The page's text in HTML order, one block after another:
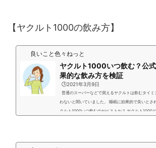
【ヤクルト1000の飲み方】
良いこと色々ねっと
ヤクルト1000いつ飲む？公
果的な飲み方を検証
🕒️2021年3月9日
普通のスーパーなどで買えるヤクルトは飲むタイ
わないと聞いていました。 睡眠に効果的で良いとさ
クルト1000いつ飲むのがベストか？ ヤクルト1000